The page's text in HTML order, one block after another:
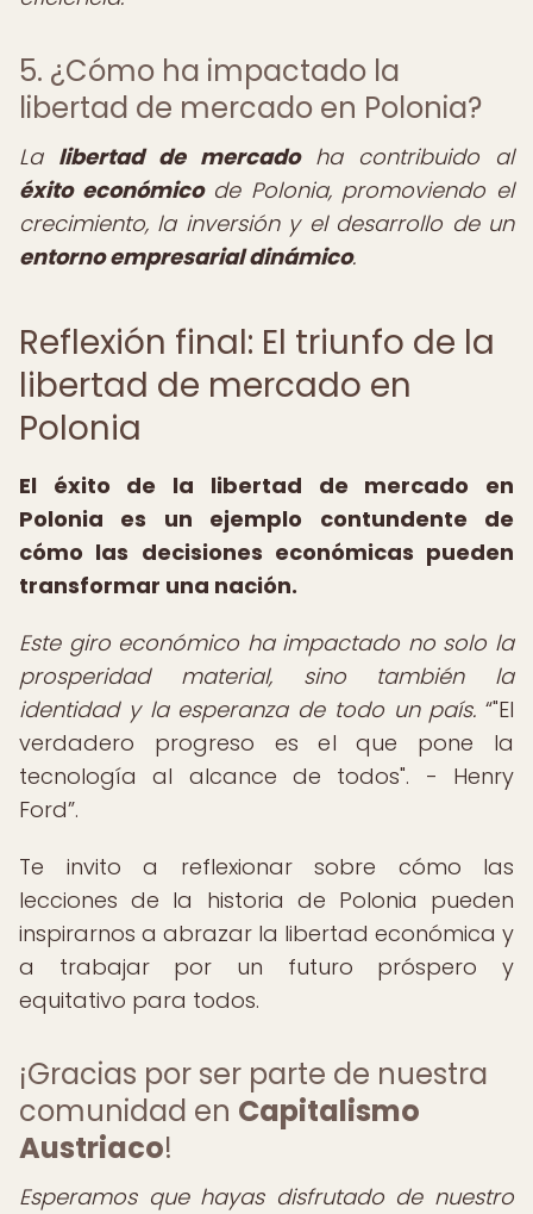
5. ¿Cómo ha impactado la
libertad de mercado en Polonia?
La libertad de mercadoha contribuido al
éxito económicode Polonia, promoviendo el
crecimiento, la inversión y el desarrollo de un
entorno empresarial dinámico.
Reflexión final: El triunfo de la
libertad de mercado en
Polonia
El éxito de la libertad de mercado en
Polonia es un ejemplo contundente de
cómo las decisiones económicas pueden
transformar una nación.
Este giro económico ha impactado no solo la
prosperidad material, sino también la
identidad y la esperanza de todo un país. "El
verdadero progreso es el que pone la
tecnología al alcance de todos". - Henry
Ford .
Te invito a reflexionar sobre cómo las
lecciones de la historia de Polonia pueden
inspirarnos a abrazar la libertad económica y
a trabajar por un futuro próspero y
equitativo para todos.
¡Gracias por ser parte de nuestra
comunidad en Capitalismo
Austriaco!
Esperamos que hayas disfrutado de nuestro